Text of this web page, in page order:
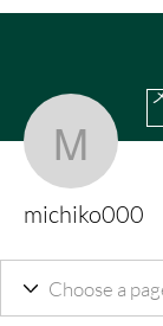
michiko000